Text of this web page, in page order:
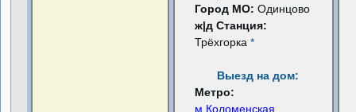
Город МО:Одинцово
ж|д Станция:
Трёхгорка*
Выезд на дом:
Метро:
м.Коломенская